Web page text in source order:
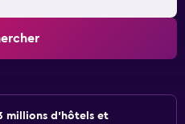
millions d'hôtels et